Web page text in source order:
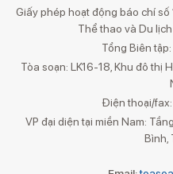
Giấy phép hoạt động báo chí
Thể thao và Du
Tổng Biên tập:
Tòa soạn: LK16-18, Khu đô thị
Điện thoại/
VP đại diện tại miền Nam:
Bình,